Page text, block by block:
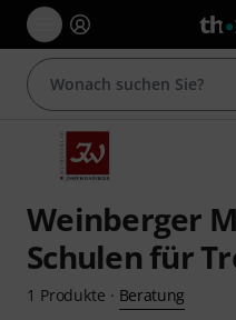
Weinberger
Schulen für
1 Produkte · Beratung